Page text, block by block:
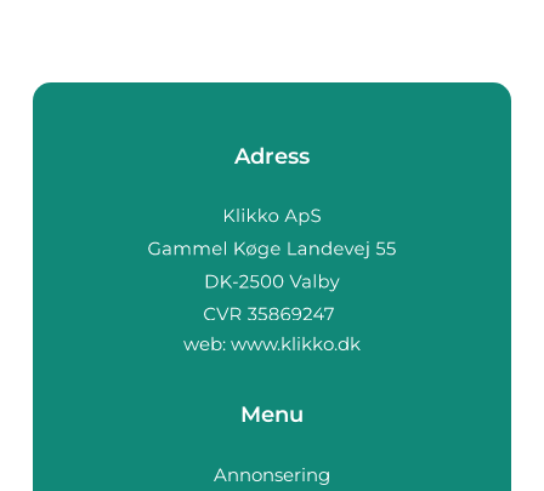
Adress
web: www.klikko.dk
Menu
Annonsering